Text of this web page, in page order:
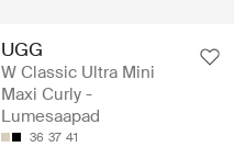
UGG
W Classic Ultra Mini
Maxi Curly -
Lumesaapad
36 37 41